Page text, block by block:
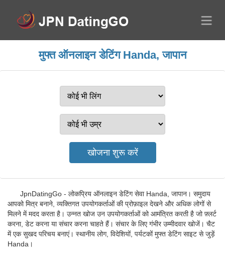
मुफ्त ऑनलाइन डेटिंग Handa, जापान
JpnDatingGo - लोकप्रिय ऑनलाइन डेटिंग सेवा Handa, जापान। समुदाय
आपको मित्र बनाने, व्यक्तिगत उपयोगकर्ताओं की प्रोफ़ाइल देखने और अधिक लोगों से
मिलने में मदद करता है। उन्नत खोज उन उपयोगकर्ताओं को आमंत्रित करती है जो फ़्लर्ट
करना, डेट करना या संचार करना चाहते हैं। संचार के लिए गंभीर उम्मीदवार खोजें। चैट
में एक सुखद परिचय बनाएं। स्थानीय लोग, विदेशियों, पर्यटकों मुफ्त डेटिंग साइट से जुड़ें
Handa।